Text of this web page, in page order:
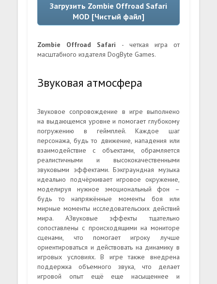
Загрузить Zombie Offroad Safari
MOD [Чистый файл]
Zombie Offroad Safari - четкая игра от
масштабного издателя DogByte Games.
Звуковая атмосфера
Звуковое сопровождение в игре выполнено
на выдающемся уровне и помогает глубокому
погружению в геймплей. Каждое шаг
персонажа, будь то движение, нападения или
взаимодействие с объектами, обрамляется
реалистичными и высококачественными
звуковыми эффектами. Бэкграундная музыка
идеально подчёркивает игровое окружение,
моделируя нужное эмоциональный фон –
будь то напряжённые моменты боя или
мирные моменты исследовательских действий
мира. АЗвуковые эффекты тщательно
сопоставлены с происходящими на мониторе
сценами, что помогает игроку лучше
ориентироваться и действовать на динамику в
игровых условиях. В игре также внедрена
поддержка объемного звука, что делает
игровой опыт ещё еще насыщеннее и